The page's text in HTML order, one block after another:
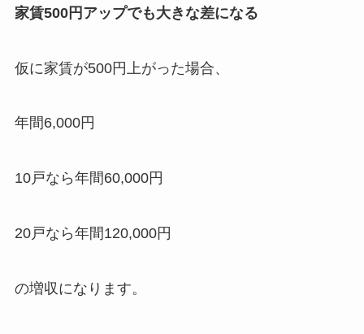
家賃500円アップでも大きな差になる
仮に家賃が500円上がった場合、
年間6,000円
10戸なら年間60,000円
20戸なら年間120,000円
の増収になります。